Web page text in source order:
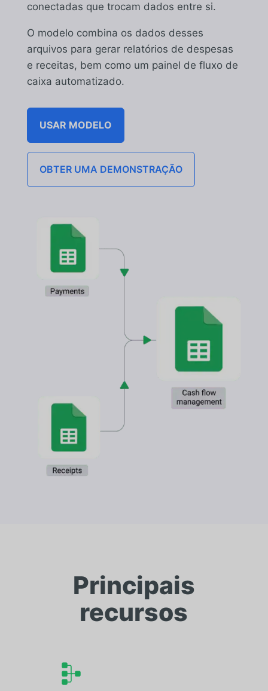
conectadas que trocam dados entre si.
O modelo combina os dados desses
arquivos para gerar relatórios de despesas
e receitas, bem como um painel de fluxo de
caixa automatizado.
USAR MODELO
OBTER UMA DEMONSTRAÇÃO
Principais
recursos